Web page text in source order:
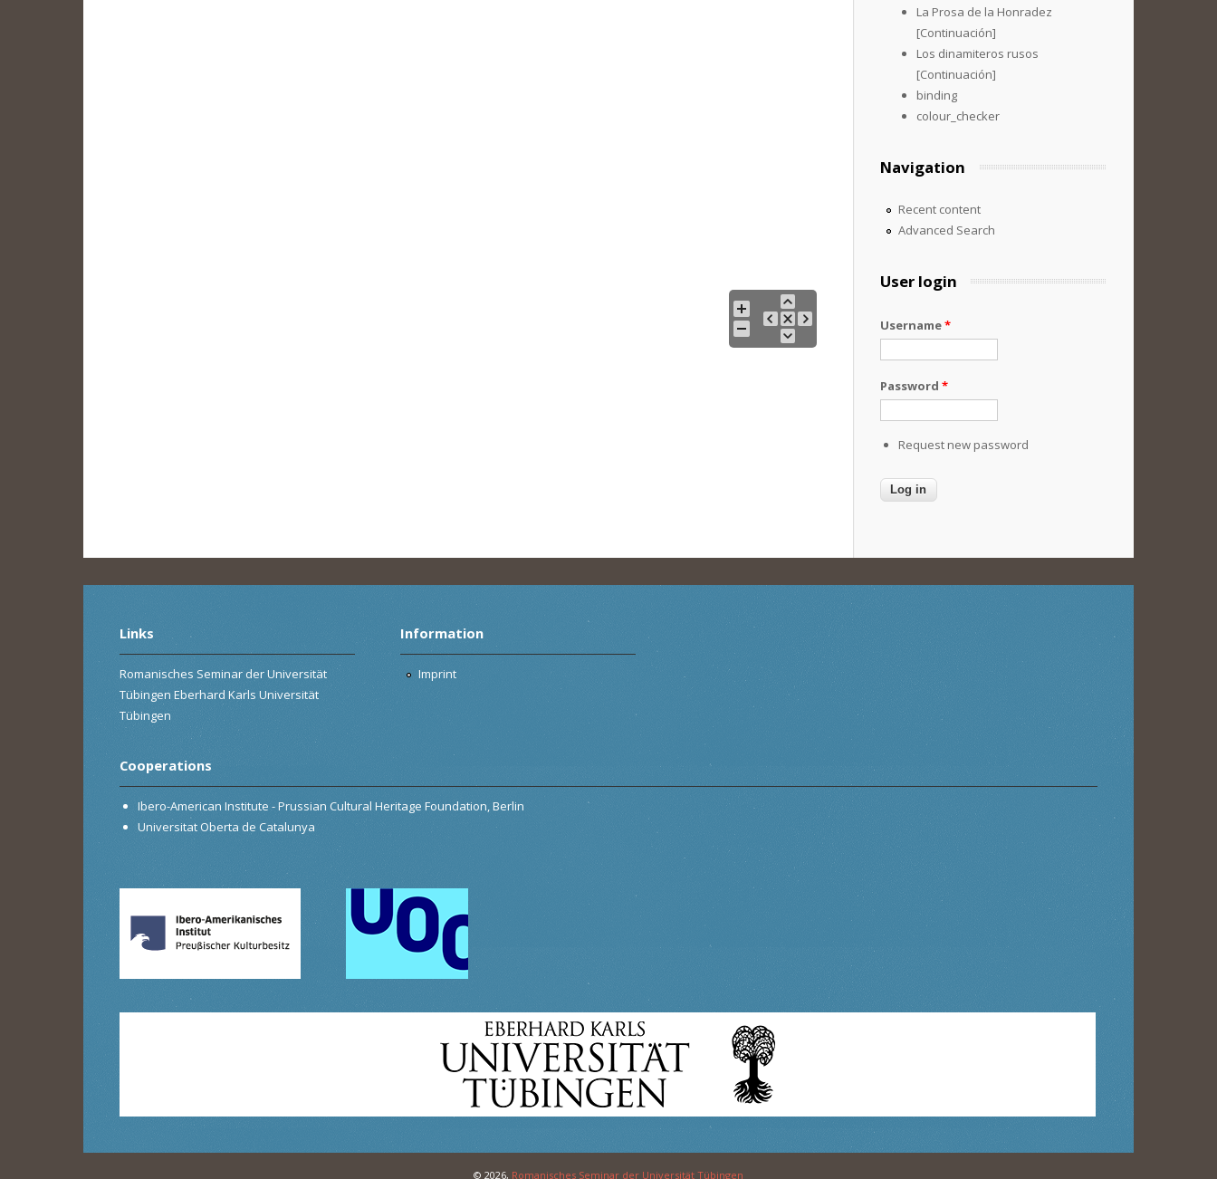
La Prosa de la Honradez
[Continuación]
Los dinamiteros rusos
[Continuación]
binding
colour_checker
Navigation
Recent content
Advanced Search
User login
Username*
Password *
Request new password
Links
Romanisches Seminar der Universität
Tübingen Eberhard Karls Universität
Tübingen
Information
Imprint
Cooperations
Ibero-American Institute - Prussian Cultural Heritage Foundation, Berlin
Universitat Oberta de Catalunya
© 2026, Romanisches Seminar der Universität Tübingen